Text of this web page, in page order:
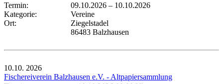
Termin:
09.10.2026 – 10.10.2026
Kategorie:
Vereine
Ort:
Ziegelstadel
86483 Balzhausen
10.10. 2026
Fischereiverein Balzhausen e.V. - Altpapiersammlung